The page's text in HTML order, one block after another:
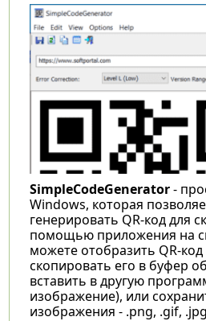
SimpleCodeGenerator-
Windows, которая
генерировать QR-код для
помощью приложения на
можете отобразить QR-код
скопировать его в буфер
вставить в другую
изображение), или
изображения - .png, .gif,